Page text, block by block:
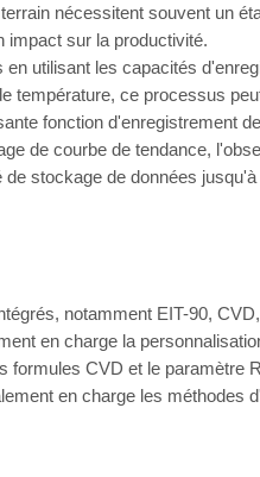
nécessitent souvent un
impact sur la productivité.
utilisant les capacités
température, ce processus
fonction d'enregistrement
de courbe de tendance,
stockage de données
notamment EIT-90,
en charge la
formules CVD et le paramètre
en charge les méthodes